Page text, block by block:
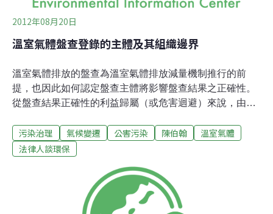
2012年08月20日
溫室氣體盤查登錄的主體及其組織邊界
溫室氣體排放的盤查為溫室氣體排放減量機制推行的前
提，也因此如何認定盤查主體將影響盤查結果之正確性。
從盤查結果正確性的利益歸屬（或危害迴避）來說，由溫
經營與所有分離為企業經營主流的今日，由實際上的營運
控制權人來承擔盤查之責任，提早建立其對於溫室氣體管
著力更深。本文將延續本次專欄的法例比較方式，藉由澳
國法制作為借鏡，提供我國思考相關建制時的不同面向：
（一）我國1.盤查登錄主體就盤查登錄主體的定義上，本
污染治理 氣候變遷 公害污染 陳伯翰
溫室氣體
法律人談環保